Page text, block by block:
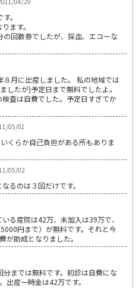
。
ます。
回数券でしたが、採血、エコーな
８月に出産しました。 私の地域では
したが)予定日まで無料でしたよ。
査は自費でした。予定日すぎてか
05/01
くらか自己負担がある所もありま
05/02
るのは３回だけです。
る産院は42万、未加入は39万で、
円まで）が無料です。それと今
が助成となりました。
までは無料です。初診は自費にな
出産一時金は42万です。